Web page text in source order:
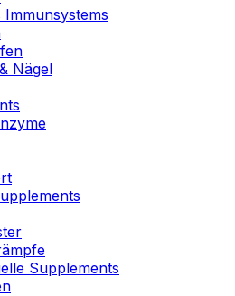
Nägel
Supplements